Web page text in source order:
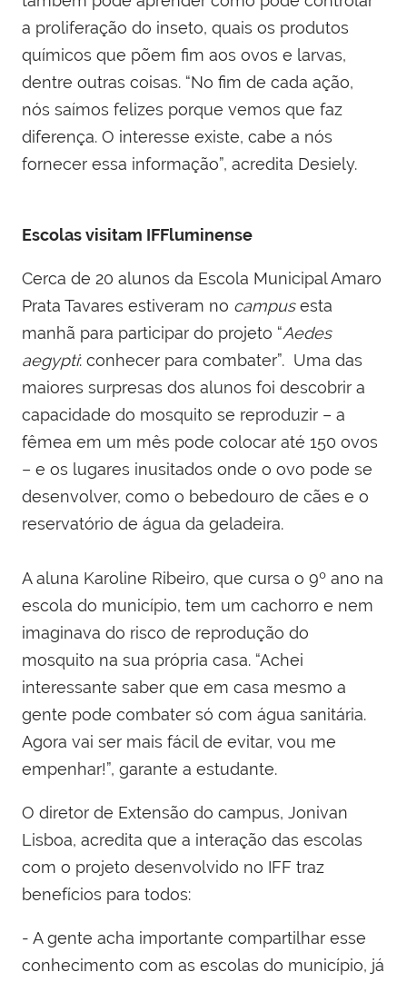
a proliferação do inseto, quais os produtos
químicos que põem fim aos ovos e larvas,
dentre outras coisas. “No fim de cada ação,
nós saímos felizes porque vemos que faz
diferença. O interesse existe, cabe a nós
fornecer essa informação”, acredita Desiely.
Escolas visitam IFFluminense
Cerca de 20 alunos da Escola Municipal Amaro
Prata Tavares estiveram no campusesta
manhã para participar do projeto “Aedes
aegypti: conhecer para combater”. Uma das
maiores surpresas dos alunos foi descobrir a
capacidade do mosquito se reproduzir – a
fêmea em um mês pode colocar até 150 ovos
– e os lugares inusitados onde o ovo pode se
desenvolver, como o bebedouro de cães e o
reservatório de água da geladeira.
A aluna Karoline Ribeiro, que cursa o 9º ano na
escola do município, tem um cachorro e nem
imaginava do risco de reprodução do
mosquito na sua própria casa. “Achei
interessante saber que em casa mesmo a
gente pode combater só com água sanitária.
Agora vai ser mais fácil de evitar, vou me
empenhar!”, garante a estudante.
O diretor de Extensão do campus, Jonivan
Lisboa, acredita que a interação das escolas
com o projeto desenvolvido no IFF traz
benefícios para todos:
- A gente acha importante compartilhar esse
conhecimento com as escolas do município, já